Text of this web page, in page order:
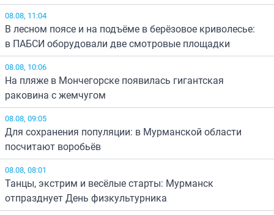
08.08, 11:04
В лесном поясе и на подъёме в берёзовое криволесье:
в ПАБСИ оборудовали две смотровые площадки
08.08, 10:06
На пляже в Мончегорске появилась гигантская
раковина с жемчугом
08.08, 09:05
Для сохранения популяции: в Мурманской области
посчитают воробьёв
08.08, 08:01
Танцы, экстрим и весёлые старты: Мурманск
отпразднует День физкультурника